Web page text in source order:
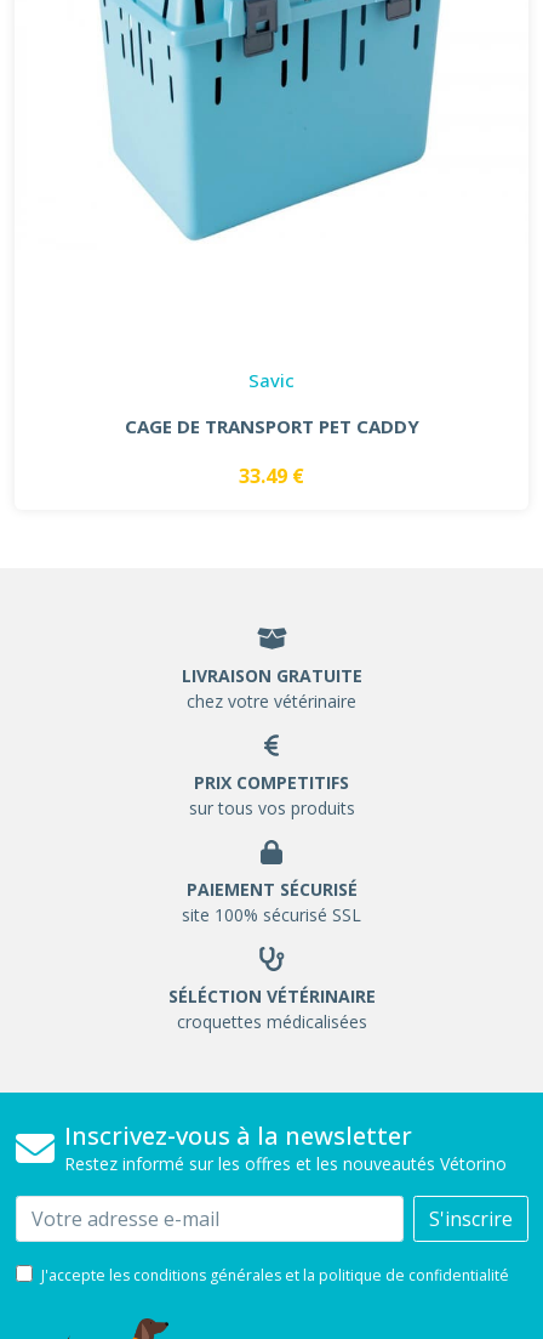
Savic
CAGE DE TRANSPORT PET CADDY
33.49 €
LIVRAISON GRATUITE
chez votre vétérinaire
PRIX COMPETITIFS
sur tous vos produits
PAIEMENT SÉCURISÉ
site 100% sécurisé SSL
SÉLÉCTION VÉTÉRINAIRE
croquettes médicalisées
Inscrivez-vous à la newsletter
Restez informé sur les offres et les nouveautés Vétorino
Email S'inscrire
J'accepte les conditions générales et la politique de confidentialité